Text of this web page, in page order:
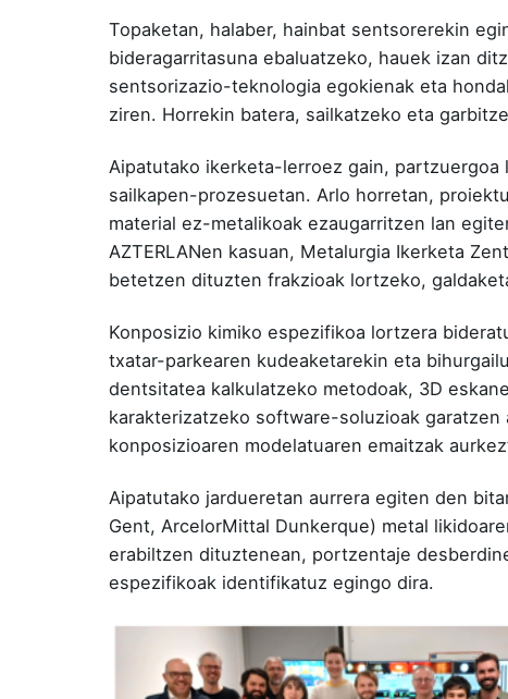
Topaketan, halaber, hainbat sentsorerekin
bideragarritasuna ebaluatzeko, hauek izan
sentsorizazio-teknologia egokienak eta
ziren. Horrekin batera, sailkatzeko eta
Aipatutako ikerketa-lerroez gain,
sailkapen-prozesuetan. Arlo horretan,
material ez-metalikoak ezaugarritzen lan
AZTERLANen kasuan, Metalurgia Ikerketa
betetzen dituzten frakzioak lortzeko,
Konposizio kimiko espezifikoa lortzera
txatar-parkearen kudeaketarekin eta
dentsitatea kalkulatzeko metodoak, 3D
karakterizatzeko software-soluzioak garatzen
konposizioaren modelatuaren emaitzak
Aipatutako jardueretan aurrera egiten den
Gent, ArcelorMittal Dunkerque) metal
erabiltzen dituztenean, portzentaje
espezifikoak identifikatuz egingo dira.